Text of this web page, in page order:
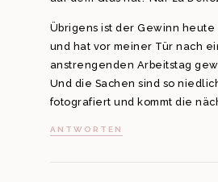
Übrigens ist der Gewinn heute
und hat vor meiner Tür nach
anstrengenden Arbeitstag
Und die Sachen sind so
fotografiert und kommt die
ANTWORTEN